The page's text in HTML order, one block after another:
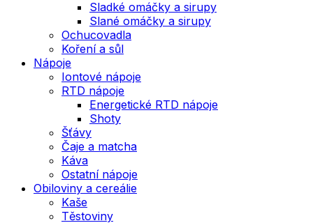
Sladké omáčky a sirupy
Slané omáčky a sirupy
Ochucovadla
Koření a sůl
Nápoje
Iontové nápoje
RTD nápoje
Energetické RTD nápoje
Shoty
Šťávy
Čaje a matcha
Káva
Ostatní nápoje
Obiloviny a cereálie
Kaše
Těstoviny